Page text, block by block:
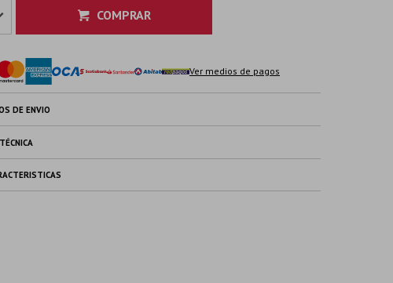
COMPRAR
Ver medios de pagos
DE ENVIO